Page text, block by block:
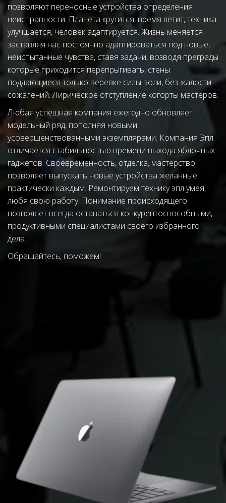
позволяют переносные устройства определения
неисправности. Планета крутится, время летит, техника
улучшается, человек адаптируется. Жизнь меняется
заставляя нас постоянно адаптироваться под новые,
неиспытанные чувства, ставя задачи, возводя преграды
которые приходится перепрыгивать, стены
поддающиеся только веревке силы воли, без жалости
сожалений. Лирическое отступление когорты мастеров.
Любая успешная компания ежегодно обновляет
модельный ряд, пополняя новыми
усовершенствованными экземплярами. Компания Эпл
отличается стабильностью времени выхода яблочных
гаджетов. Своевременность, отделка, мастерство
позволяет выпускать новые устройства желанные
практически каждым. Ремонтируем технику эпл умея,
любя свою работу. Понимание происходящего
позволяет всегда оставаться конкурентоспособными,
продуктивными специалистами своего избранного
дела.
Обращайтесь, поможем!